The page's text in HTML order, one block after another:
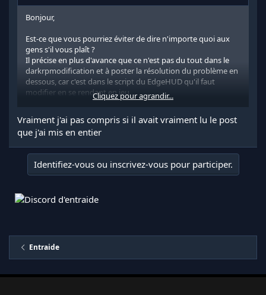
Bonjour,
Est-ce que vous pourriez éviter de dire n'importe quoi aux
gens s'il vous plaît ?
Il précise en plus d'avance que ce n'est pas du tout dans le
darkrpmodification et à poster la résolution du problème en
dessous, car c'est dans le script du EdgeHUD qu'il faut
modifier en se rendant en jeu.
Cordialement.
Cliquez pour agrandir...
Vraiment j'ai pas compris si il avait vraiment lu le post
que j'ai mis en entier
Identifiez-vous ou inscrivez-vous pour participer.
Entraide